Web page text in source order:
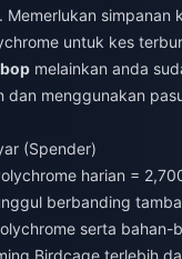
simpanan
untuk kes
melainkan anda
dan menggunakan
(Spender)
harian =
berbanding
serta bahan-